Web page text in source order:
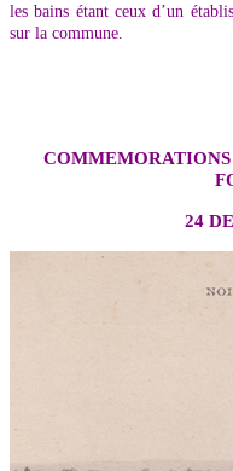
les bains étant ceux d’un
sur la commune.
24